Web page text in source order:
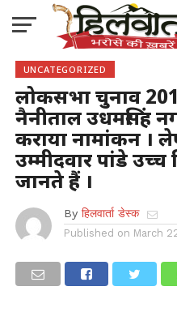
UNCATEGORIZED
लोकसभा चुनाव
नैनीताल उधमसिंह
कराया नामांकन ।
उम्मीदवार पांडे
जानते हैं ।
By हिलवार्ता डेस्क
Published on March